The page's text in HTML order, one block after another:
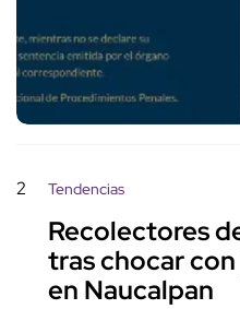
2 Tendencias
Recolectores
tras chocar
en Naucalpan